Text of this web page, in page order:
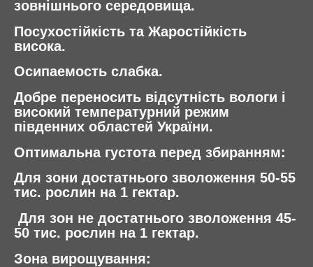
зовнішнього середовища.
Посухостійкість та Жаростійкість
висока.
Осипаемость слабка.
Добре переносить відсутність вологи і
високий температурний режим
південних областей України.
Оптимальна густота перед збиранням:
Для зони достатнього зволоження 50-55
тис. рослин на 1 гектар.
Для зон не достатнього зволоження 45-
50 тис. рослин на 1 гектар.
Зона вирощування: